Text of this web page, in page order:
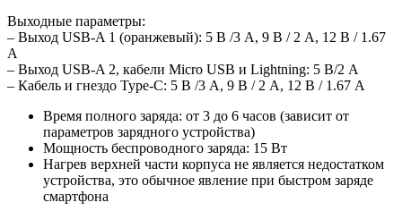
Выходные параметры:
– Выход USB-A 1 (оранжевый): 5 В /3 A, 9 В / 2 A, 12 В / 1.67
A
– Выход USB-A 2, кабели Micro USB и Lightning: 5 В/2 А
– Кабель и гнездо Type-C: 5 В /3 A, 9 В / 2 A, 12 В / 1.67 A
Время полного заряда: от 3 до 6 часов (зависит от
параметров зарядного устройства)
Мощность беспроводного заряда: 15 Вт
Нагрев верхней части корпуса не является недостатком
устройства, это обычное явление при быстром заряде
смартфона